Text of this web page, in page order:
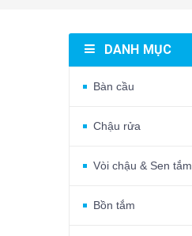
DANH MỤC
Bàn cầu
Chậu rửa
Vòi chậu & Sen tắm
Bồn tắm